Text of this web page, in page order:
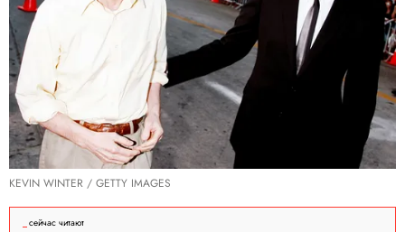
KEVIN WINTER / GETTY IMAGES
сейчас читают